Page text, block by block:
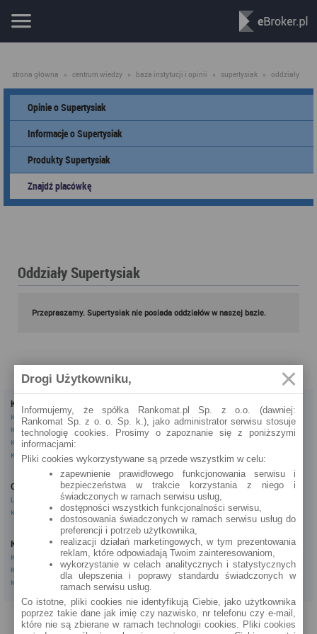
strona główna » centrum wiedzy » baza instytucji i opinii » supertysiak » oddziały
Opinie o Supertysiak
Informacje o Supertysiak
Produkty Supertysiak
Znajdź placówkę
Oddziały Supertysiak
Przepraszamy. Supertysiak nie posiada oddziałów w naszej bazie.
Kredyty
Kredyty gotówkowe
Kredyty hipoteczne
Kredyty konsolidacyjne
Kredyty na samochód
Oszczędzanie
Lokaty
Konta oszczędnościowe
Konta osobiste
Konta osobiste
Konta oszczędnościowe
Konta młodzieżowe
Kredyty firmowe
Konta firmowe
Inne
eBroker Ekstra
Artykuły
Odpowiedzi ekspertów
Porady
Opinie o instytucjach
Tagi
Kalkulator OC AC
Kalkulatory
PROGRAM PARTNERSKI O NAS REKLAMA REGULAMIN
Drogi Użytkowniku,
Informujemy, że spółka Rankomat.pl Sp. z o.o. (dawniej:
Rankomat Sp. z o. o. Sp. k.), jako administrator serwisu stosuje
technologię cookies. Prosimy o zapoznanie się z poniższymi
informacjami:
Pliki cookies wykorzystywane są przede wszystkim w celu:
zapewnienie prawidłowego funkcjonowania serwisu i
bezpieczeństwa w trakcie korzystania z niego i
świadczonych w ramach serwisu usług,
dostępności wszystkich funkcjonalności serwisu,
dostosowania świadczonych w ramach serwisu usług do
preferencji i potrzeb użytkownika,
realizacji działań marketingowych, w tym prezentowania
reklam, które odpowiadają Twoim zainteresowaniom,
wykorzystanie w celach analitycznych i statystycznych
dla ulepszenia i poprawy standardu świadczonych w
ramach serwisu usług.
Co istotne, pliki cookies nie identyfikują Ciebie, jako użytkownika
poprzez takie dane jak imię czy nazwisko, nr telefonu czy e-mail,
które nie są zbierane w ramach technologii cookies. Pliki cookies